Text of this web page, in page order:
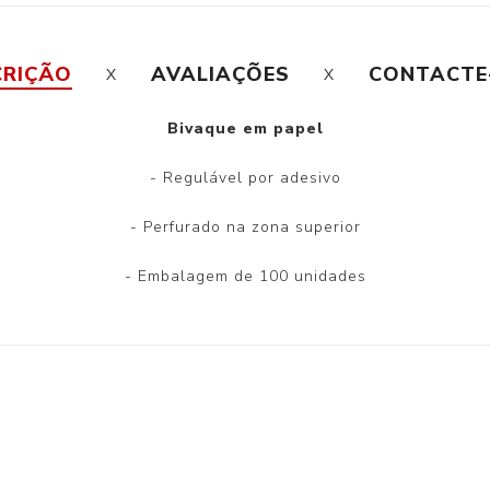
AVALIAÇÕES
Bivaque em papel
- Regulável por adesivo
- Perfurado na zona superior
- Embalagem de 100 unidades